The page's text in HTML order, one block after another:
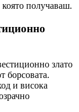
получаваш.
злато
борсовата.
и висока